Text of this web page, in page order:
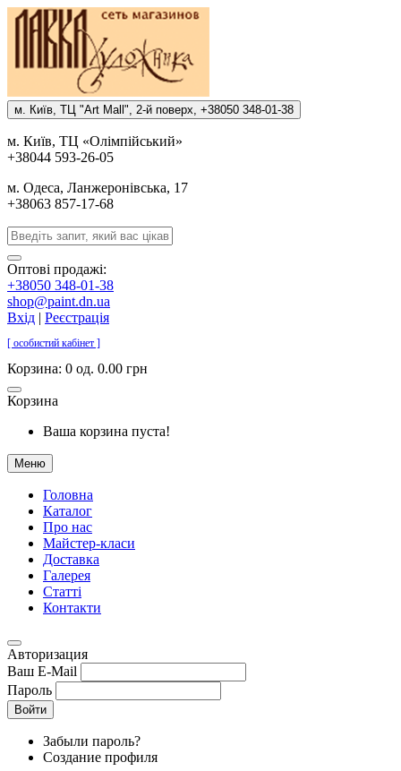
м. Киïв, ТЦ "Art Mall", 2-й поверх, +38050 348-01-38
м. Киïв, ТЦ «Олiмпiйський»
+38044 593-26-05
м. Одеса, Ланжеронiвська, 17
+38063 857-17-68
Оптові продажі:
+38050 348-01-38
shop@paint.dn.ua
Вхід | Реєстрація
[ особистий кабінет ]
Корзина: 0 од. 0.00 грн
Корзина
Ваша корзина пуста!
Меню
Головна
Каталог
Про нас
Майстер-класи
Доставка
Галерея
Статтi
Контакти
Авторизация
Ваш E-Mail
Пароль
Войти
Забыли пароль?
Создание профиля